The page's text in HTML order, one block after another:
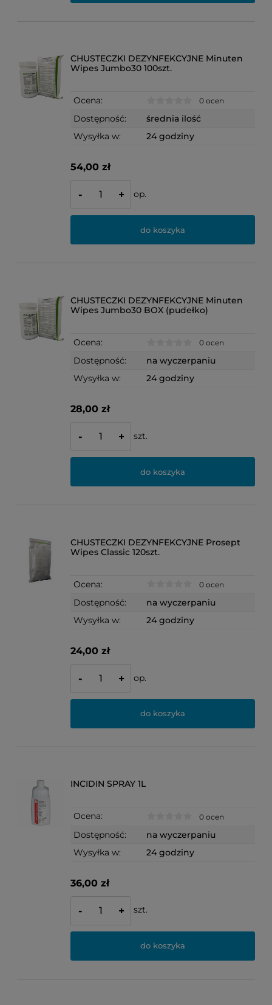
CHUSTECZKI DEZYNFEKCYJNE Minuten
Wipes Jumbo30 100szt.
Ocena: 0 ocen
Dostępność:
średnia ilość
Wysyłka w:
24 godziny
54,00 zł
- + op.
do koszyka
CHUSTECZKI DEZYNFEKCYJNE Minuten
Wipes Jumbo30 BOX (pudełko)
Ocena: 0 ocen
Dostępność:
na wyczerpaniu
Wysyłka w:
24 godziny
28,00 zł
- + szt.
do koszyka
CHUSTECZKI DEZYNFEKCYJNE Prosept
Wipes Classic 120szt.
Ocena: 0 ocen
Dostępność:
na wyczerpaniu
Wysyłka w:
24 godziny
24,00 zł
- + op.
do koszyka
INCIDIN SPRAY 1L
Ocena: 0 ocen
Dostępność:
na wyczerpaniu
Wysyłka w:
24 godziny
36,00 zł
- + szt.
do koszyka